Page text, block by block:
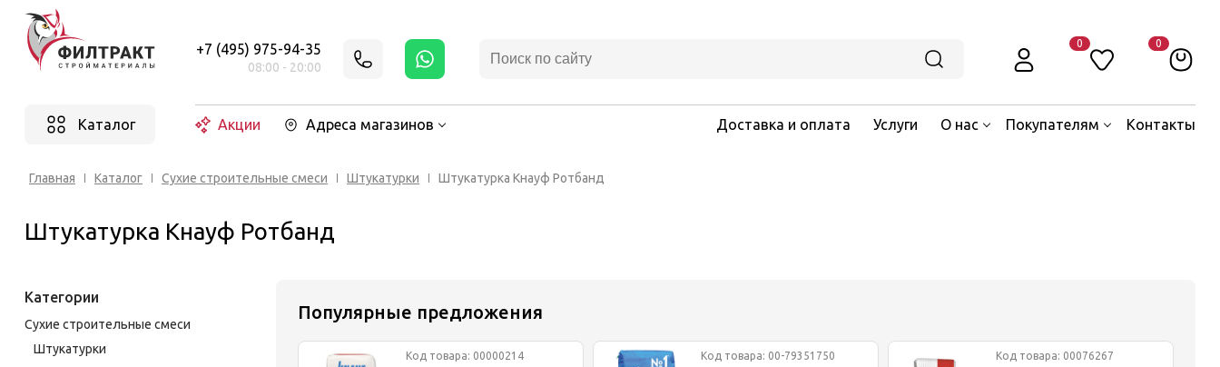
+7 (495) 975-94-35
08:00 - 20:00
0 0
Каталог Акции Адреса магазинов Доставка и оплата Услуги О нас Покупателям Контакты
Главная Каталог Cухие строительные смеси Штукатурки Штукатурка Кнауф Ротбанд
Штукатурка Кнауф Ротбанд
Категории
Cухие строительные смеси
Штукатурки
Популярные предложения
Код товара: 00000214 Код товара: 00-79351750 Код товара: 00076267